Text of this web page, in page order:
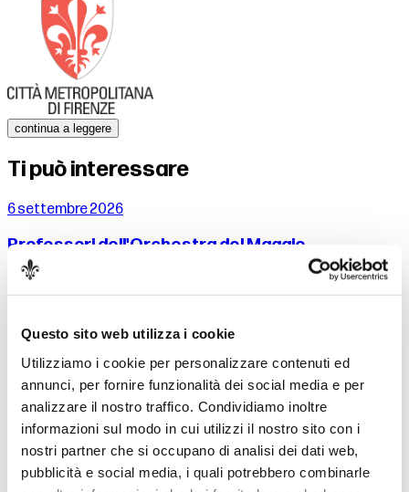
Questo sito web utilizza i cookie
Utilizziamo i cookie per personalizzare contenuti ed
annunci, per fornire funzionalità dei social media e per
analizzare il nostro traffico. Condividiamo inoltre
informazioni sul modo in cui utilizzi il nostro sito con i
nostri partner che si occupano di analisi dei dati web,
pubblicità e social media, i quali potrebbero combinarle
continua a leggere
Ti può interessare
6 settembre 2026
Professori dell'Orchestra del Maggio
10 settembre 2026
Salvatore Percacciolo, direttore Drusilla Foer, voce narrante
11 settembre 2026
Dance People - Maqamat & Omar Rajeh
Nell’ambito del festival Fabbrica Europa 2026